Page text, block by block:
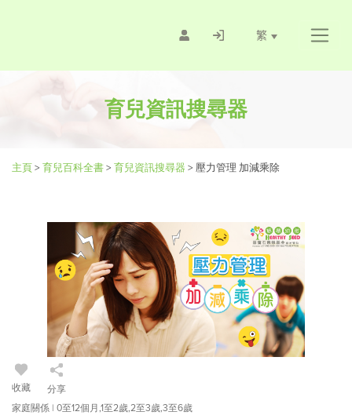
繁
育兒資訊搜尋器
主頁> 育兒百科全書> 育兒資訊搜尋器 > 壓力管理 加減乘除
收藏
分享
家庭關係 | 0至12個月,1至2歲,2至3歲,3至6歲